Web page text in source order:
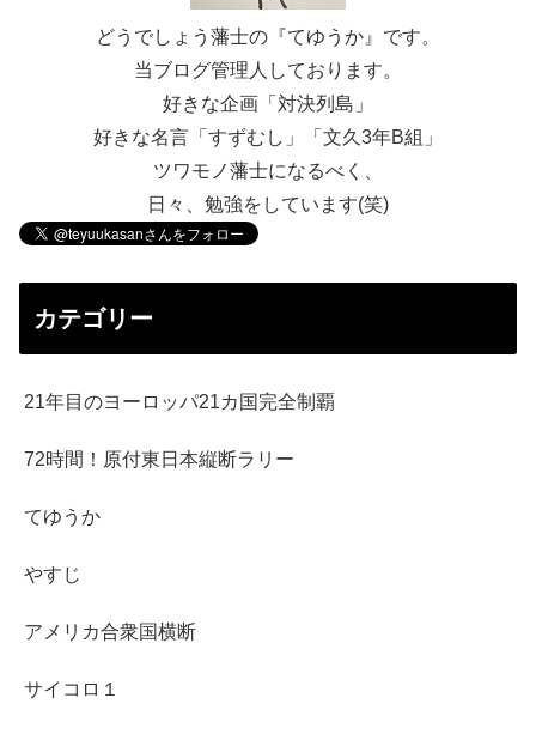
どうでしょう藩士の『てゆうか』です。
当ブログ管理人しております。
好きな企画「対決列島」
好きな名言「すずむし」「文久3年B組」
ツワモノ藩士になるべく、
日々、勉強をしています(笑)
カテゴリー
21年目のヨーロッパ21カ国完全制覇
72時間！原付東日本縦断ラリー
てゆうか
やすじ
アメリカ合衆国横断
サイコロ１